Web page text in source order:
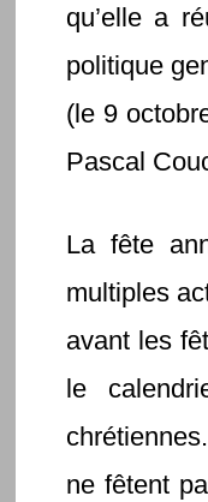
qu’elle a
politique
(le 9
Pascal
La fête
multiples
avant les
le
ne fêtent